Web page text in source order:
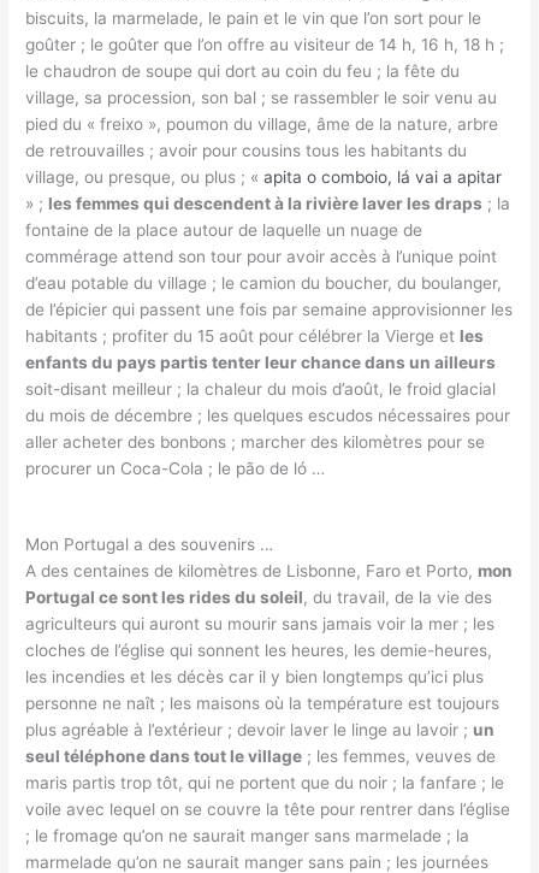
biscuits, la marmelade, le pain et le vin que l’on sort pour le
goûter ; le goûter que l’on offre au visiteur de 14 h, 16 h, 18 h ;
le chaudron de soupe qui dort au coin du feu ; la fête du
village, sa procession, son bal ; se rassembler le soir venu au
pied du « freixo », poumon du village, âme de la nature, arbre
de retrouvailles ; avoir pour cousins tous les habitants du
village, ou presque, ou plus ; «apita o comboio, lá vai a apitar
» ; les femmes qui descendent à la rivière laver les draps ; la
fontaine de la place autour de laquelle un nuage de
commérage attend son tour pour avoir accès à l’unique point
d’eau potable du village ; le camion du boucher, du boulanger,
de l’épicier qui passent une fois par semaine approvisionner les
habitants ; profiter du 15 août pour célébrer la Vierge et les
enfants du pays partis tenter leur chance dans un ailleurs
soit-disant meilleur ; la chaleur du mois d’août, le froid glacial
du mois de décembre ; les quelques escudos nécessaires pour
aller acheter des bonbons ; marcher des kilomètres pour se
procurer un Coca-Cola ; le pão de ló …
Mon Portugal a des souvenirs …
A des centaines de kilomètres de Lisbonne, Faro et Porto, mon
Portugal ce sont les rides du soleil, du travail, de la vie des
agriculteurs qui auront su mourir sans jamais voir la mer ; les
cloches de l’église qui sonnent les heures, les demie-heures,
les incendies et les décès car il y bien longtemps qu’ici plus
personne ne naît ; les maisons où la température est toujours
plus agréable à l’extérieur ; devoir laver le linge au lavoir ; un
seul téléphone dans tout le village ; les femmes, veuves de
maris partis trop tôt, qui ne portent que du noir ; la fanfare ; le
voile avec lequel on se couvre la tête pour rentrer dans l’église
; le fromage qu’on ne saurait manger sans marmelade ; la
marmelade qu’on ne saurait manger sans pain ; les journées